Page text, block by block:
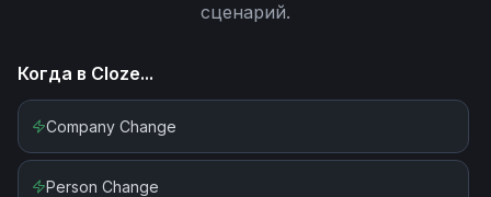
сценарий.
Когда в Cloze...
Company Change
Person Change